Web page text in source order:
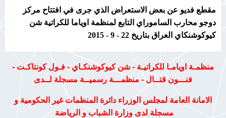
مقطع فديو عن بعض الاستعراض الذي جرى في افتتاح مركز
دوجو محارب الساموراي التابع لمنظمة اوياما للكراتية شن
كيوكوشنكاي العراق بتاريخ 22 - 9 - 2015
منظمـة اويامـا للكراتيـة - شن كيوكوشنكـاي - فـول كونتاكـت -
فنـــون قتــال - منظمـــة رسميــة مسجلة لــدى
الامانة العامة لمجلس الوزراء دائرة المنظمات غير الحكومية و
مسجلة لدى وزارة الشباب و الرياضة